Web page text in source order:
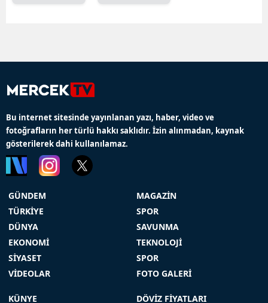
Bu internet sitesinde yayınlanan yazı, haber, video ve
fotoğrafların her türlü hakkı saklıdır. İzin alınmadan, kaynak
gösterilerek dahi kullanılamaz.
GÜNDEM
TÜRKİYE
DÜNYA
EKONOMİ
SİYASET
VİDEOLAR
MAGAZİN
SPOR
SAVUNMA
TEKNOLOJİ
SPOR
FOTO GALERİ
KÜNYE DÖVİZ FİYATLARI